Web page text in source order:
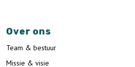
Over ons
Team & bestuur
Missie & visie